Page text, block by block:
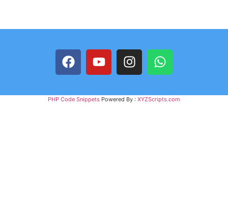
PHP Code Snippets Powered By : XYZScripts.com